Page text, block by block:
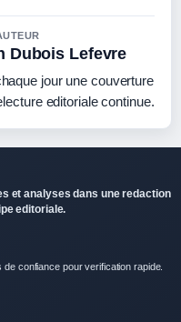
Dubois Lefevre
jour une couverture
editoriale continue.
et analyses dans une redaction
editoriale.
confiance pour verification rapide.